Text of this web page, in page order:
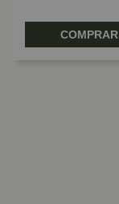
COMPRAR